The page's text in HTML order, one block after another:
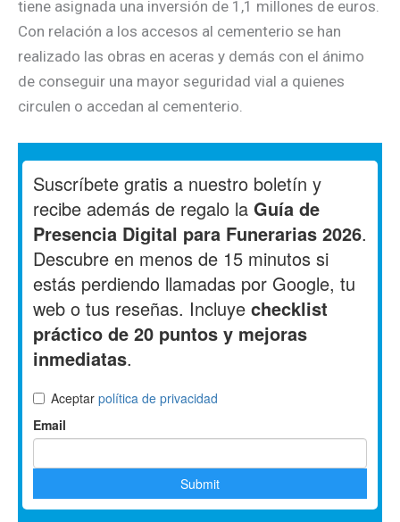
tiene asignada una inversión de 1,1 millones de euros.
Con relación a los accesos al cementerio se han
realizado las obras en aceras y demás con el ánimo
de conseguir una mayor seguridad vial a quienes
circulen o accedan al cementerio.